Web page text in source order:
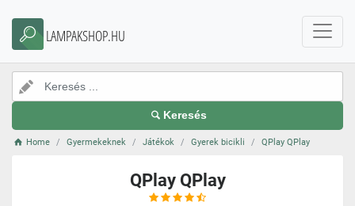
LAMPAKSHOP.HU
Keresés
Home Gyermekeknek Játékok Gyerek bicikli QPlay QPlay
QPlay QPlay